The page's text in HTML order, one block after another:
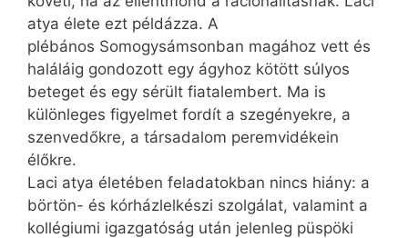
atya élete ezt példázza. A
plébános Somogysámsonban magához vett és
haláláig gondozott egy ágyhoz kötött súlyos
beteget és egy sérült fiatalembert. Ma is
különleges figyelmet fordít a szegényekre, a
szenvedőkre, a társadalom peremvidékein
élőkre.
Laci atya életében feladatokban nincs hiány: a
börtön- és kórházlelkészi szolgálat, valamint a
kollégiumi igazgatóság után jelenleg püspöki